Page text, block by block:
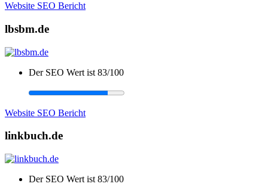
Website SEO Bericht
lbsbm.de
Der SEO Wert ist 83/100
Website SEO Bericht
linkbuch.de
Der SEO Wert ist 83/100